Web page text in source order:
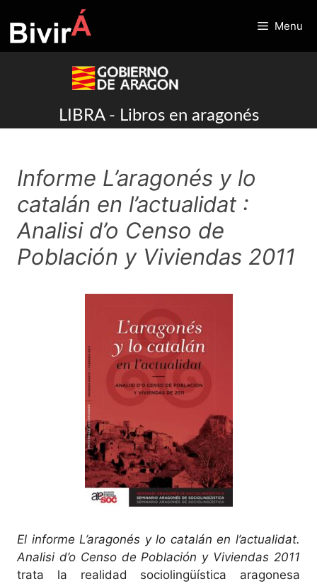
to
content
Menu
LIBRA - Libros en aragonés
Informe L’aragonés y lo
catalán en l’actualidat :
Analisi d’o Censo de
Población y Viviendas 2011
El informe L’aragonés y lo catalán en l’actualidat.
Analisi d’o Censo de Población y Viviendas 2011
trata la realidad sociolingüística aragonesa